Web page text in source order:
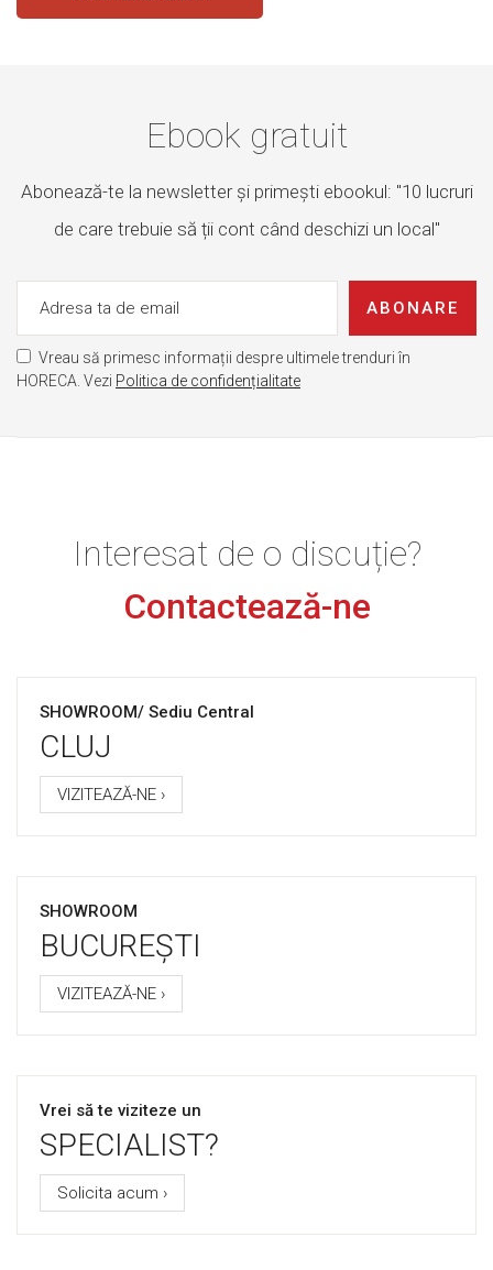
Ebook gratuit
Abonează-te la newsletter și primești ebookul: "10 lucruri
de care trebuie să ții cont când deschizi un local"
ABONARE
Vreau să primesc informații despre ultimele trenduri în
HORECA. Vezi Politica de confidențialitate
Interesat de o discuție?
Contactează-ne
SHOWROOM/ Sediu Central
CLUJ
VIZITEAZĂ-NE ›
SHOWROOM
BUCUREȘTI
VIZITEAZĂ-NE ›
Vrei să te viziteze un
SPECIALIST?
Solicita acum ›